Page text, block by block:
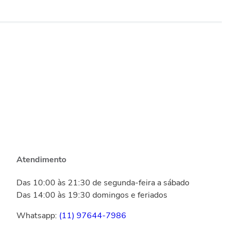
Atendimento
Das 10:00 às 21:30 de segunda-feira a sábado
Das 14:00 às 19:30 domingos e feriados
Whatsapp: (11) 97644-7986